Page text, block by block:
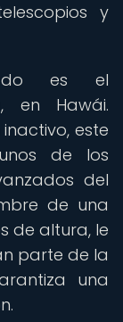
y
es el
en Hawái.
este
de los
del
de una
de altura, le
parte de la
una